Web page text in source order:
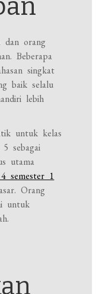
dan orang
Beberapa
singkat
baik selalu
lebih
untuk kelas
sebagai
utama
semester 1
Orang
untuk